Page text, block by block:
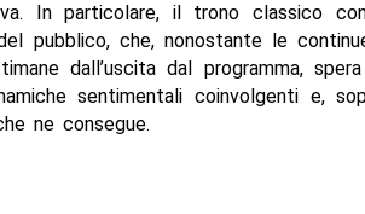
In particolare, il trono classico
pubblico, che, nonostante le
dall’uscita dal programma,
sentimentali coinvolgenti e,
ne consegue.